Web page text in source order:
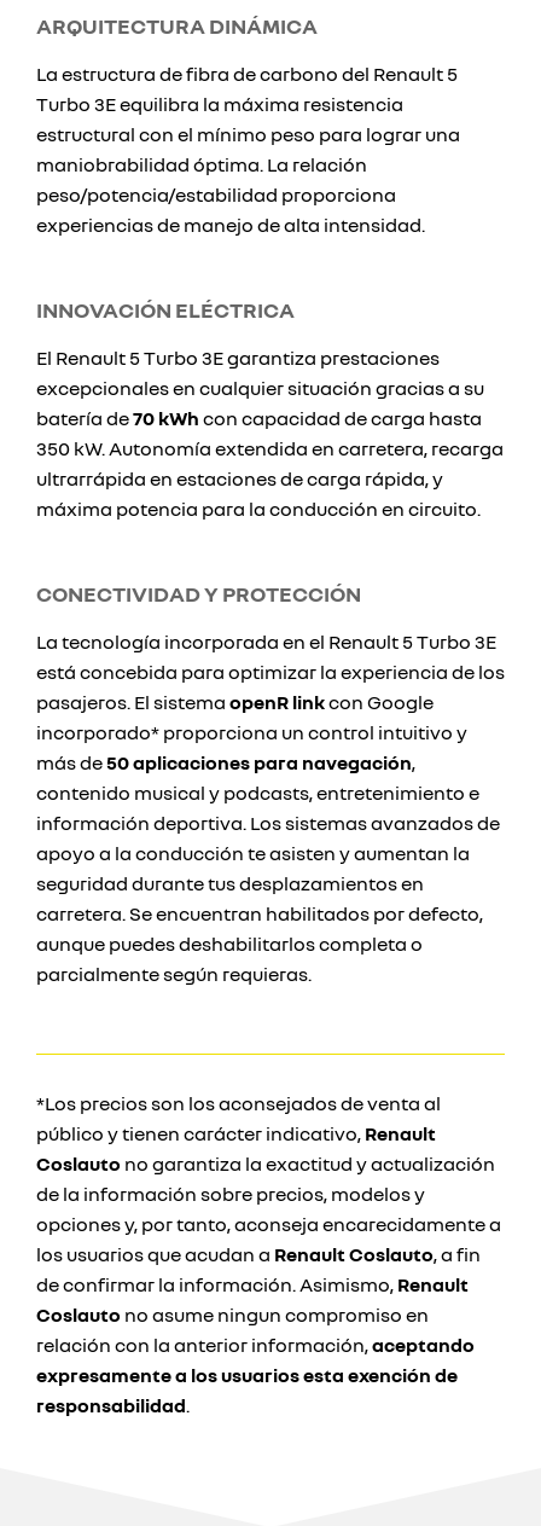
ARQUITECTURA DINÁMICA
La estructura de fibra de carbono del Renault 5
Turbo 3E equilibra la máxima resistencia
estructural con el mínimo peso para lograr una
maniobrabilidad óptima. La relación
peso/potencia/estabilidad proporciona
experiencias de manejo de alta intensidad.
INNOVACIÓN ELÉCTRICA
El Renault 5 Turbo 3E garantiza prestaciones
excepcionales en cualquier situación gracias a su
batería de70 kWh con capacidad de carga hasta
350 kW. Autonomía extendida en carretera, recarga
ultrarrápida en estaciones de carga rápida, y
máxima potencia para la conducción en circuito.
CONECTIVIDAD Y PROTECCIÓN
La tecnología incorporada en el Renault 5 Turbo 3E
está concebida para optimizar la experiencia de los
pasajeros. El sistema openR linkcon Google
incorporado* proporciona un control intuitivo y
más de50 aplicaciones para navegación,
contenido musical y podcasts, entretenimiento e
información deportiva. Los sistemas avanzados de
apoyo a la conducción te asisten y aumentan la
seguridad durante tus desplazamientos en
carretera. Se encuentran habilitados por defecto,
aunque puedes deshabilitarlos completa o
parcialmente según requieras.
*Los precios son los aconsejados de venta al
público y tienen carácter indicativo, Renault
Coslauto no garantiza la exactitud y actualización
de la información sobre precios, modelos y
opciones y, por tanto, aconseja encarecidamente a
los usuarios que acudan a Renault Coslauto, a fin
de confirmar la información. Asimismo, Renault
Coslauto no asume ningun compromiso en
relación con la anterior información,aceptando
expresamente a los usuarios esta exención de
responsabilidad.